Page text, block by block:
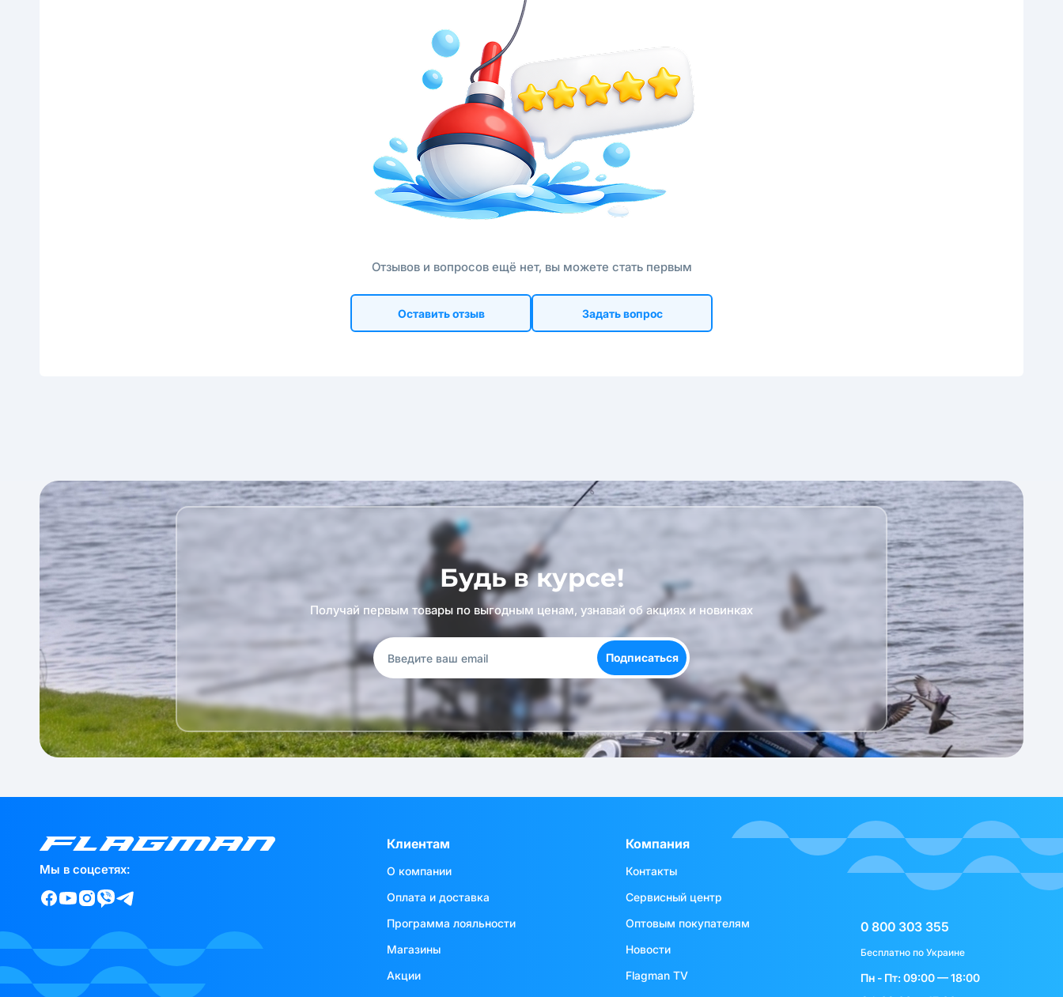
Отзывов и вопросов ещё нет, вы можете стать первым
Оставить отзыв Задать вопрос
Будь в курсе!
Получай первым товары по выгодным ценам, узнавай об акциях и новинках
Подписаться
Мы в соцсетях:
Клиентам
О компании
Оплата и доставка
Программа лояльности
Магазины
Акции
Компания
Контакты
Сервисный центр
Оптовым покупателям
Новости
Flagman TV
0 800 303 355
Бесплатно по Украине
Пн - Пт: 09:00 — 18:00